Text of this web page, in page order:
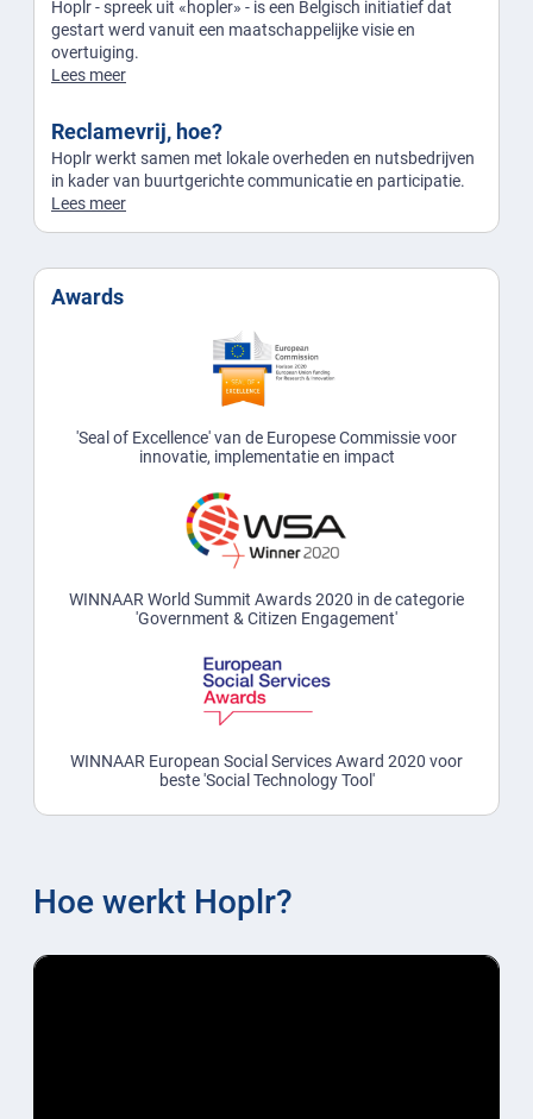
Hoplr - spreek uit «hopler» - is een Belgisch initiatief dat
gestart werd vanuit een maatschappelijke visie en
overtuiging.
Lees meer
Reclamevrij, hoe?
Hoplr werkt samen met lokale overheden en nutsbedrijven
in kader van buurtgerichte communicatie en participatie.
Lees meer
Awards
'Seal of Excellence' van de Europese Commissie voor
innovatie, implementatie en impact
WINNAAR World Summit Awards 2020 in de categorie
'Government & Citizen Engagement'
WINNAAR European Social Services Award 2020 voor
beste 'Social Technology Tool'
Hoe werkt Hoplr?